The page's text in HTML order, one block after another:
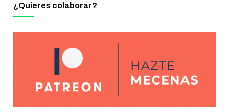
¿Quieres colaborar?